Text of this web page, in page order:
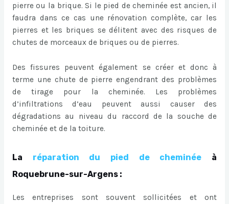
pierre ou la brique. Si le pied de cheminée est ancien, il
faudra dans ce cas une rénovation complète, car les
pierres et les briques se délitent avec des risques de
chutes de morceaux de briques ou de pierres.
Des fissures peuvent également se créer et donc à
terme une chute de pierre engendrant des problèmes
de tirage pour la cheminée. Les problèmes
d’infiltrations d’eau peuvent aussi causer des
dégradations au niveau du raccord de la souche de
cheminée et de la toiture.
La réparation du pied de cheminée à
Roquebrune-sur-Argens :
Les entreprises sont souvent sollicitées et ont